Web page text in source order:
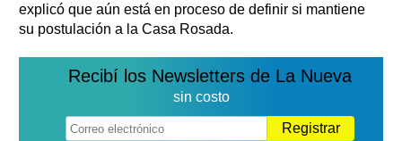
explicó que aún está en proceso de definir si mantiene
su postulación a la Casa Rosada.
Recibí los Newsletters de La Nueva
sin costo
Registrar